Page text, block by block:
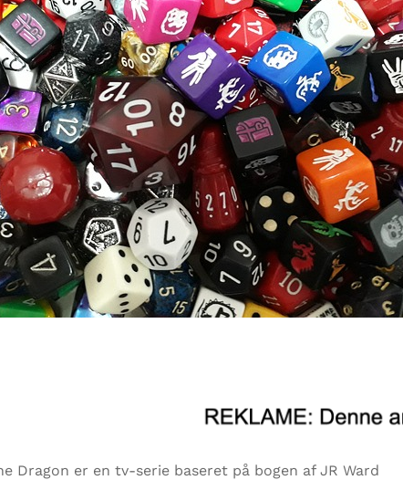
Dragon er en tv-serie baseret på bogen af JR Ward